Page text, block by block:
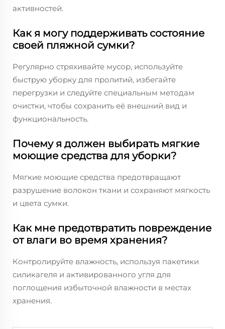
активностей.
Как я могу поддерживать состояние
своей пляжной сумки?
Регулярно стряхивайте мусор, используйте
быструю уборку для пролитий, избегайте
перегрузки и следуйте специальным методам
очистки, чтобы сохранить её внешний вид и
функциональность.
Почему я должен выбирать мягкие
моющие средства для уборки?
Мягкие моющие средства предотвращают
разрушение волокон ткани и сохраняют мягкость
и цвета сумки.
Как мне предотвратить повреждение
от влаги во время хранения?
Контролируйте влажность, используя пакетики
силикагеля и активированного угля для
поглощения избыточной влажности в местах
хранения.